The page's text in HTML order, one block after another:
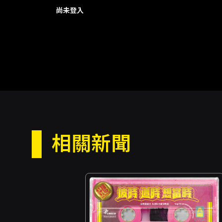
尚未登入
相關新聞